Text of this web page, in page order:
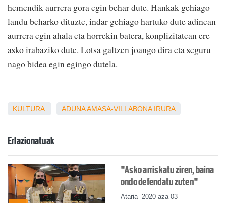
hemendik aurrera gora egin behar dute. Hankak gehiago
landu beharko dituzte, indar gehiago hartuko dute adinean
aurrera egin ahala eta horrekin batera, konplizitatean ere
asko irabaziko dute. Lotsa galtzen joango dira eta seguru
nago bidea egin egingo dutela.
KULTURA ADUNAAMASA-VILLABONA IRURA
Erlazionatuak
"Asko arriskatu ziren, baina
ondo defendatu zuten"
Ataria 2020 aza 03